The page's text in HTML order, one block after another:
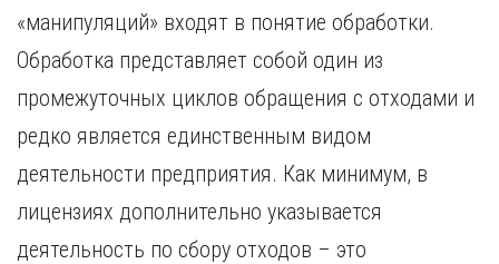
«манипуляций» входят в понятие обработки.
Обработка представляет собой один из
промежуточных циклов обращения с отходами и
редко является единственным видом
деятельности предприятия. Как минимум, в
лицензиях дополнительно указывается
деятельность по сбору отходов – это